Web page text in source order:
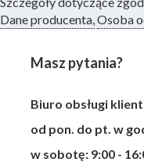
Dane producenta,Osoba
Masz pytania?
Biuro obsługi
od pon. do pt. w
w sobotę: 9:00 -